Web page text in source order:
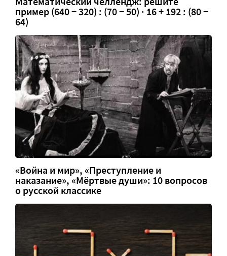
пример (640 − 320) : (70 − 50) · 16 + 192 : (80 −
64)
«Война и мир», «Преступление и
наказание», «Мёртвые души»: 10 вопросов
о русской классике